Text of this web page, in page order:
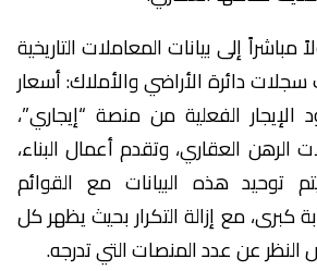
إلى بيانات المعاملات التاريخية
سجلات دائرة الأراضي والأملاك: أسعار
الإيجار الفعلية من منصة “إيجاري”،
الرهن العقاري، وتقدم أعمال البناء،
توحيد هذه البيانات مع القوائم
كبرى، مع إزالة التكرار بحيث يظهر كل
عن عدد المنصات التي تدرجه.